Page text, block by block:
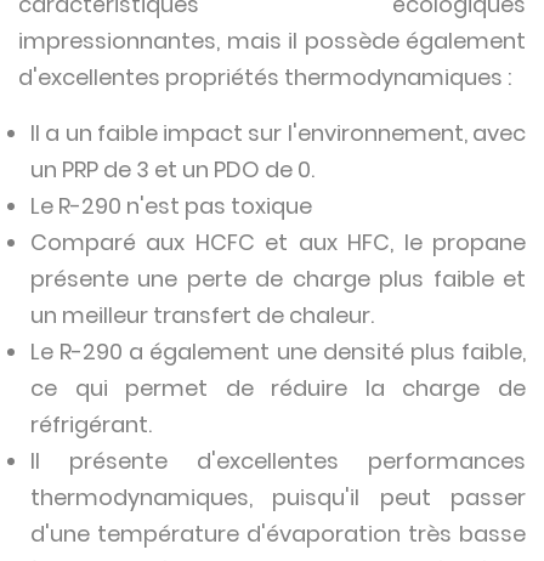
impressionnantes, mais il possède également
d'excellentes propriétés thermodynamiques :
Il a un faible impact sur l'environnement, avec
un PRP de 3 et un PDO de 0.
Le R-290 n'est pas toxique
Comparé aux HCFC et aux HFC, le propane
présente une perte de charge plus faible et
un meilleur transfert de chaleur.
Le R-290 a également une densité plus faible,
ce qui permet de réduire la charge de
réfrigérant.
Il présente d'excellentes performances
thermodynamiques, puisqu'il peut passer
d'une température d'évaporation très basse